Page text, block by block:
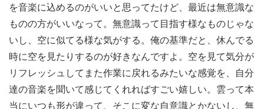
を音楽に込めるのがいいと思ってたけど、最近は無意識な
ものの方がいいなって。無意識って目指す様なものじゃな
いし、空に似てる様な気がする。俺の基準だと、休んでる
時に空を見たりするのが好きなんですよ。空を見て気分が
リフレッシュしてまた作業に戻れるみたいな感覚を、自分
達の音楽を聞いて感じてくれればすごい嬉しい。雲って本
当にいつも形が違って、そこに変な自意識とかないし、無